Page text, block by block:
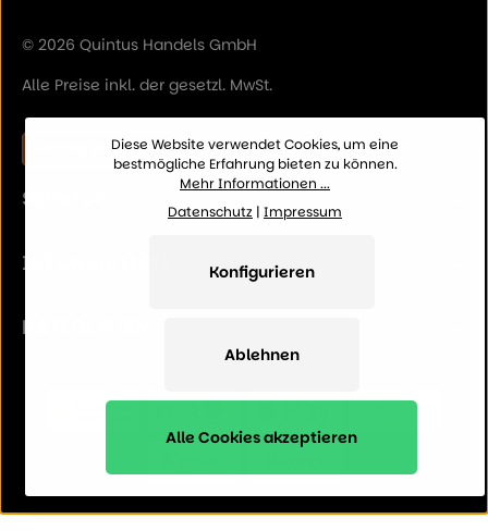
© 2026 Quintus Handels GmbH
Alle Preise inkl. der gesetzl. MwSt.
Vertrag widerrufen
SERVICE
INFORMATION
KATEGORIEN
Diese Website verwendet Cookies, um eine
bestmögliche Erfahrung bieten zu können.
Mehr Informationen ...
Datenschutz | Impressum
Ablehnen
Konfigurieren
Alle Cookies akzeptieren